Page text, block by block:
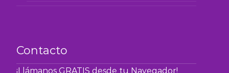
Contacto
¡Llámanos GRATIS desde tu Navegador!